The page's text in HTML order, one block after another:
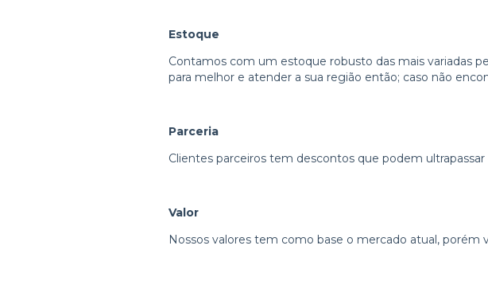
Estoque
Contamos com um estoque robusto das mais variadas
para melhor e atender a sua região então; caso não
Parceria
Clientes parceiros tem descontos que podem
Valor
Nossos valores tem como base o mercado atual, porém